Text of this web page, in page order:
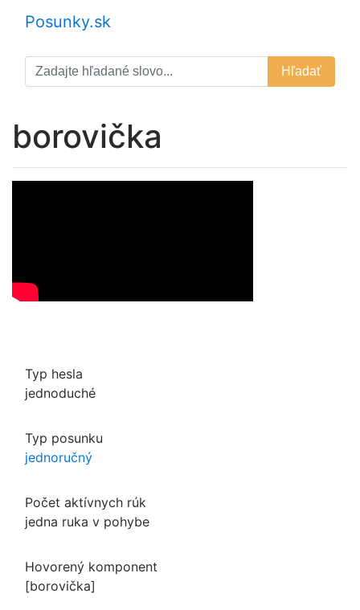
Posunky.sk
Hľadať
borovička
Typ hesla
jednoduché
Typ posunku
jednoručný
Počet aktívnych rúk
jedna ruka v pohybe
Hovorený komponent
[borovička]